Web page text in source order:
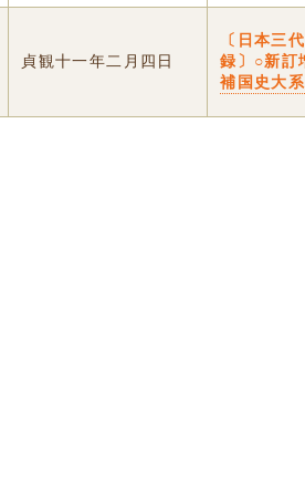
貞観十一年二月四日
〔日本三
録〕○新訂
補国史大系